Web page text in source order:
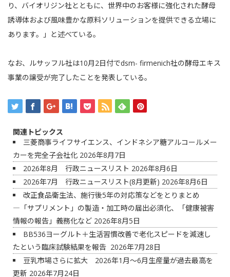
り、バイオリジン社とともに、世界中のお客様に強化された酵母
誘導体および風味豊かな原料ソリューションを提供できる立場に
あります。」と述べている。
なお、ルサッフル社は10月2日付でdsm- firmenich社の酵母エキス
事業の譲受が完了したことを発表している。
関連トピックス
三菱商事ライフサイエンス、インドネシア糖アルコールメー
カーを完全子会社化 2026年8月7日
2026年8月 行政ニュースリスト 2026年8月6日
2026年7月 行政ニュースリスト(8月更新) 2026年8月6日
改正食品衛生法、施行後5年の対応策などをとりまとめ
―「サプリメント」の製造・加工時の届出必須化、「健康被害
情報の報告」義務化など 2026年8月5日
BB536ヨーグルト＋生活習慣改善で老化スピードを減速し
たという臨床試験結果を報告 2026年7月28日
豆乳市場さらに拡大 2026年1月～6月生産量が過去最高を
更新 2026年7月24日